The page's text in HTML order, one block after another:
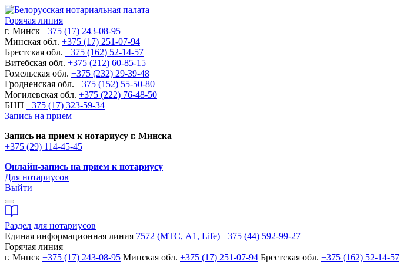
Горячая линия
г. Минск +375 (17) 243-08-95
Минская обл. +375 (17) 251-07-94
Брестская обл. +375 (162) 52-14-57
Витебская обл. +375 (212) 60-85-15
Гомельская обл. +375 (232) 29-39-48
Гродненская обл. +375 (152) 55-50-80
Могилевская обл. +375 (222) 76-48-50
БНП +375 (17) 323-59-34
Запись на прием
Запись на прием к нотариусу г. Минска
+375 (29) 114-45-45
Онлайн-запись на прием к нотариусу
Для нотариусов
Выйти
Раздел для нотариусов
Единая информационная линия 7572 (МТС, A1, Life) +375 (44) 592-99-27
Горячая линия
г. Минск +375 (17) 243-08-95 Минская обл. +375 (17) 251-07-94 Брестская обл. +375 (162) 52-14-57